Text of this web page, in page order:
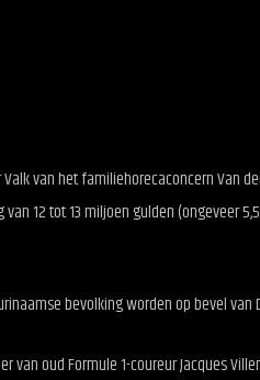
van het familiehorecaconcern Van
12 tot 13 miljoen gulden (ongeveer
bevolking worden op bevel van
van oud Formule 1-coureur Jacques